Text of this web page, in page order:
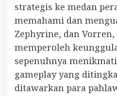
strategis ke medan
memahami dan
Zephyrine, dan
memperoleh
sepenuhnya
gameplay yang
ditawarkan para